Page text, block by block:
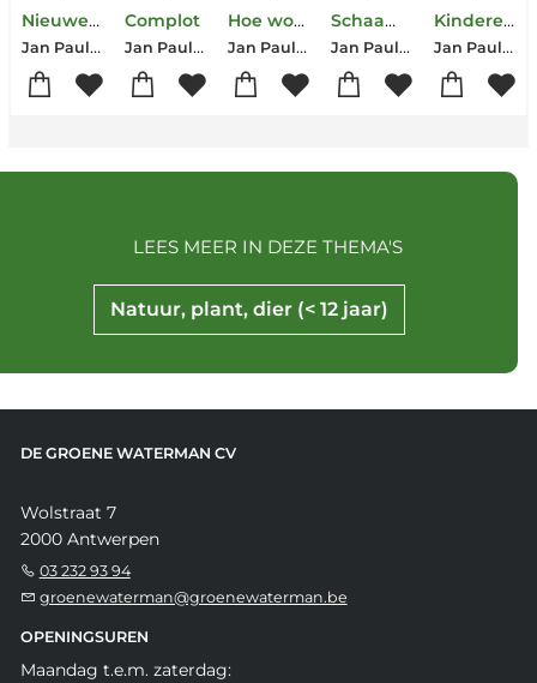
Nieuwe streken van Pim & Pom
Jan Paul Schutten
Complot
Jan Paul Schutten
Hoe word je grappig als je niet leuk bent?
Jan Paul Schutten
Schaam je gerust dood voor je ouders
Jan Paul Schutten
Kinderen van Amsterdam
Jan Paul Schutten
Natuur, plant, dier (< 12 jaar)
LEES MEER IN DEZE THEMA'S
DE GROENE WATERMAN CV
Wolstraat 7
2000 Antwerpen
03 232 93 94
groenewaterman@groenewaterman.be
OPENINGSUREN
Maandag t.e.m. zaterdag: